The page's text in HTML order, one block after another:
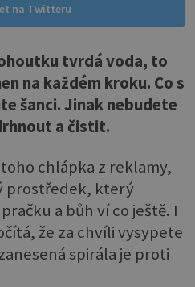
na Twitteru
tvrdá voda, to
na každém kroku. Co s
šanci. Jinak nebudete
a čistit.
chlápka z reklamy,
prostředek, který
a bůh ví co ještě. I
že za chvíli vysypete
spirála je proti